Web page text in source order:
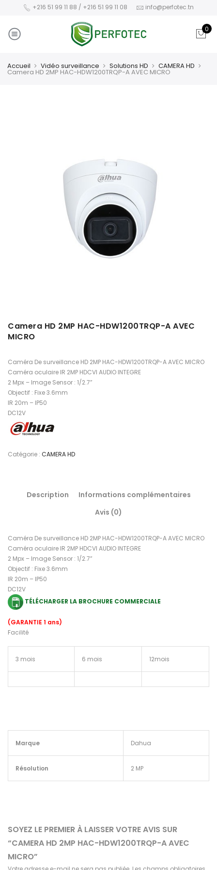
+216 51 99 11 88 / +216 51 99 11 08 info@perfotec.tn
0
Accueil Vidéo surveillance Solutions HD CAMERA HD
Camera HD 2MP HAC-HDW1200TRQP-A AVEC MICRO
Camera HD 2MP HAC-HDW1200TRQP-A AVEC
MICRO
Caméra De surveillance HD 2MP HAC-HDW1200TRQP-A AVEC MICRO
Caméra oculaire IR 2MP HDCVI AUDIO INTEGRE
2 Mpx – Image Sensor : 1/2.7”
Objectif : Fixe 3.6mm
IR 20m – IP50
DC12V
Catégorie : CAMERA HD
Description
Informations complémentaires
Avis (0)
Caméra De surveillance HD 2MP HAC-HDW1200TRQP-A AVEC MICRO
Caméra oculaire IR 2MP HDCVI AUDIO INTEGRE
2 Mpx – Image Sensor : 1/2.7”
Objectif : Fixe 3.6mm
IR 20m – IP50
DC12V
TÉLÉCHARGER LA BROCHURE COMMERCIALE
(GARANTIE 1 ans)
Facilité
3 mois 6 mois 12mois
Marque Dahua
Résolution 2 MP
SOYEZ LE PREMIER À LAISSER VOTRE AVIS SUR
“CAMERA HD 2MP HAC-HDW1200TRQP-A AVEC
MICRO”